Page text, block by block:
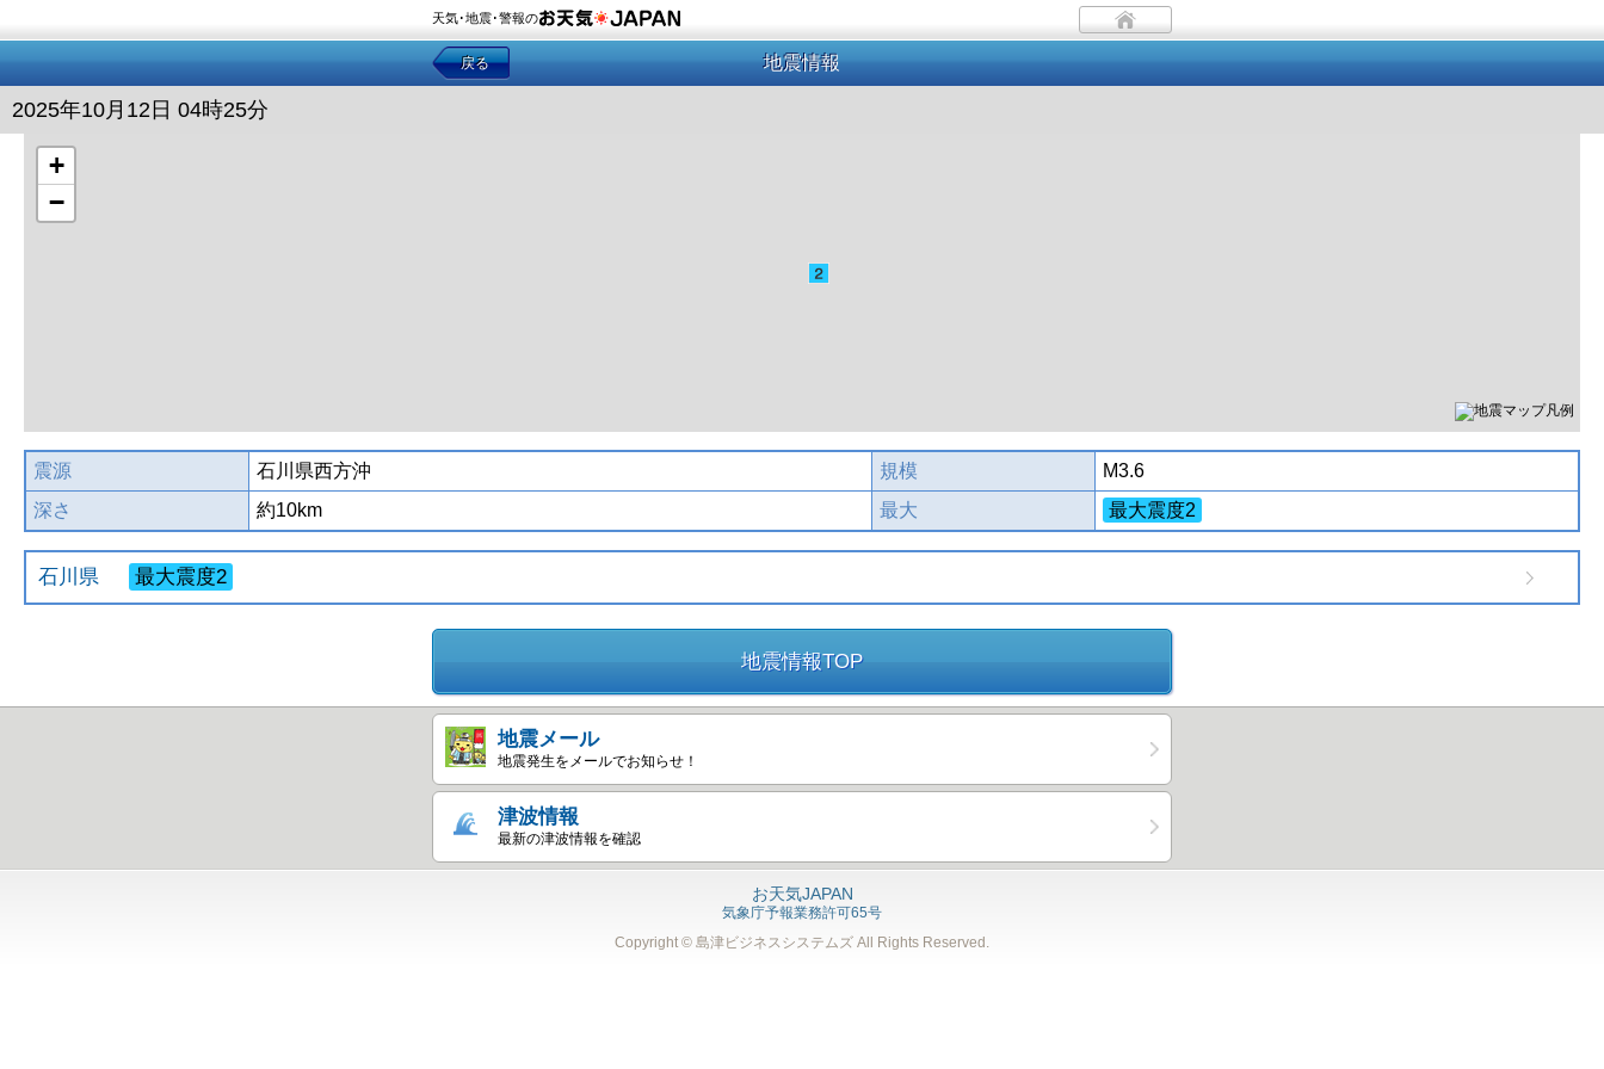
天気･地震･警報の
戻る 地震情報
2025年10月12日 04時25分
+
−
震源 石川県西方沖 規模
M3.6
深さ
約10km 最大 最大震度2
石川県 最大震度2
地震情報TOP
地震メール
地震発生をメールでお知らせ！
津波情報
最新の津波情報を確認
お天気JAPAN
気象庁予報業務許可65号
Copyright © 島津ビジネスシステムズ All Rights Reserved.